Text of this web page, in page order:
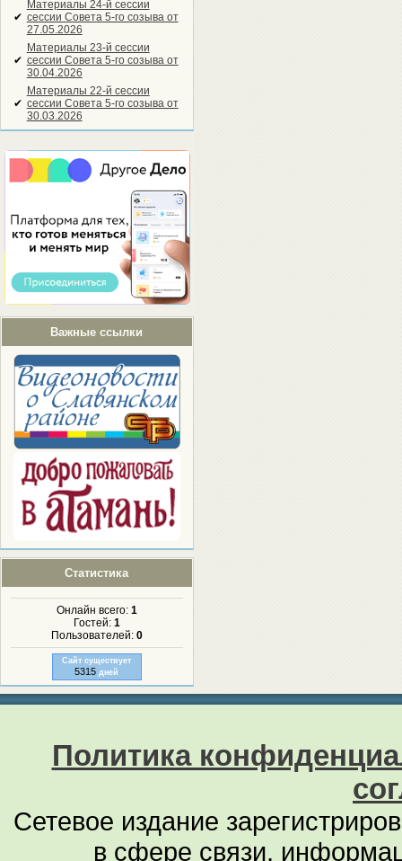
✔
Материалы 24-й сессии
сессии Совета 5-го созыва от
27.05.2026
✔
Материалы 23-й сессии
сессии Совета 5-го созыва от
30.04.2026
✔
Материалы 22-й сессии
сессии Совета 5-го созыва от
30.03.2026
Важные ссылки
Статистика
Онлайн всего: 1
Гостей: 1
Пользователей: 0
Сайт существует
5315 дней
Политика
Сетевое издание
в сфере связи,